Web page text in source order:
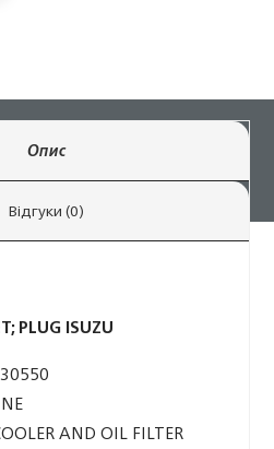
Опис
Відгуки (0)
PLUG ISUZU
AND OIL FILTER